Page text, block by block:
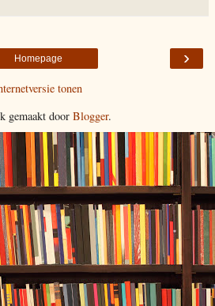
›
Homepage
tonen
gemaakt door Blogger.